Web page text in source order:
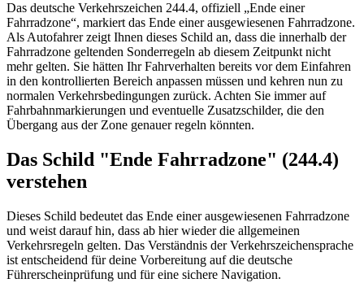
Das deutsche Verkehrszeichen 244.4, offiziell „Ende einer
Fahrradzone“, markiert das Ende einer ausgewiesenen Fahrradzone.
Als Autofahrer zeigt Ihnen dieses Schild an, dass die innerhalb der
Fahrradzone geltenden Sonderregeln ab diesem Zeitpunkt nicht
mehr gelten. Sie hätten Ihr Fahrverhalten bereits vor dem Einfahren
in den kontrollierten Bereich anpassen müssen und kehren nun zu
normalen Verkehrsbedingungen zurück. Achten Sie immer auf
Fahrbahnmarkierungen und eventuelle Zusatzschilder, die den
Übergang aus der Zone genauer regeln könnten.
Das Schild "Ende Fahrradzone" (244.4)
verstehen
Dieses Schild bedeutet das Ende einer ausgewiesenen Fahrradzone
und weist darauf hin, dass ab hier wieder die allgemeinen
Verkehrsregeln gelten. Das Verständnis der Verkehrszeichensprache
ist entscheidend für deine Vorbereitung auf die deutsche
Führerscheinprüfung und für eine sichere Navigation.